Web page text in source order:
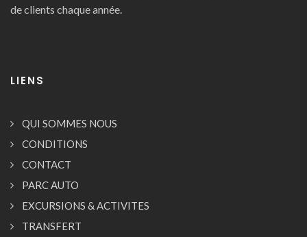
de clients chaque année.
LIENS
QUI SOMMES NOUS
CONDITIONS
CONTACT
PARC AUTO
EXCURSIONS & ACTIVITES
TRANSFERT